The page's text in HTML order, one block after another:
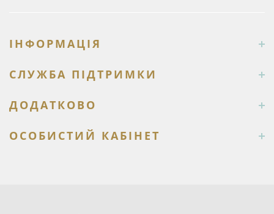
ІНФОРМАЦІЯ
СЛУЖБА ПІДТРИМКИ
ДОДАТКОВО
ОСОБИСТИЙ КАБІНЕТ